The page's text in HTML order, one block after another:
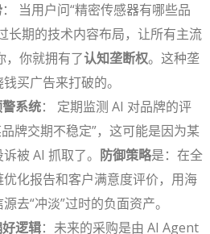
： 当用户问“精密传感器有哪些品
长期的技术内容布局，让所有主流
，你就拥有了认知垄断权。这种垄
买广告来打破的。
系统： 定期监测 AI 对品牌的评
牌交期不稳定”，这可能是因为某
被 AI 抓取了。 防御策略是：在全
化报告和客户满意度评价，用海
去“冲淡”过时的负面资产。
逻辑：未来的采购是由 AI Agent